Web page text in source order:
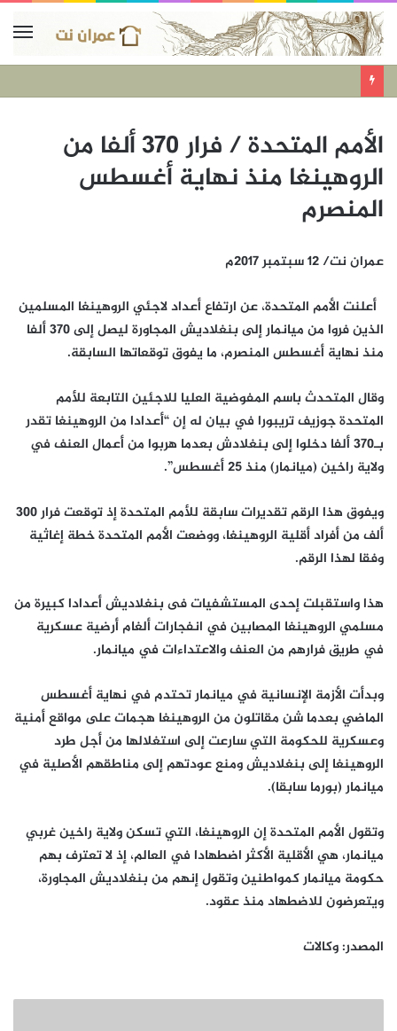
الأمم المتحدة / فرار 370 ألفا من
الروهينغا منذ نهاية أغسطس
المنصرم
عمران نت/ 12 سبتمبر 2017م
أعلنت الأمم المتحدة، عن ارتفاع أعداد لاجئي الروهينغا المسلمين
الذين فروا من ميانمار إلى بنغلاديش المجاورة ليصل إلى 370 ألفا
منذ نهاية أغسطس المنصرم، ما يفوق توقعاتها السابقة.
وقال المتحدث باسم المفوضية العليا للاجئين التابعة للأمم
المتحدة جوزيف تريبورا في بيان له إن “أعدادا من الروهينغا تقدر
بـ370 ألفا دخلوا إلى بنغلادش بعدما هربوا من أعمال العنف في
ولاية راخين (ميانمار) منذ 25 أغسطس”.
ويفوق هذا الرقم تقديرات سابقة للأمم المتحدة إذ توقعت فرار 300
ألف من أفراد أقلية الروهينغا، ووضعت الأمم المتحدة خطة إغاثية
وفقا لهذا الرقم.
هذا واستقبلت إحدى المستشفيات فى بنغلاديش أعدادا كبيرة من
مسلمي الروهينغا المصابين في انفجارات ألغام أرضية عسكرية
في طريق فرارهم من العنف والاعتداءات في ميانمار.
وبدأت الأزمة الإنسانية في ميانمار تحتدم في نهاية أغسطس
الماضي بعدما شن مقاتلون من الروهينغا هجمات على مواقع أمنية
وعسكرية للحكومة التي سارعت إلى استغلالها من أجل طرد
الروهينغا إلى بنغلاديش ومنع عودتهم إلى مناطقهم الأصلية في
ميانمار (بورما سابقا).
وتقول الأمم المتحدة إن الروهينغا، التي تسكن ولاية راخين غربي
ميانمار، هي الأقلية الأكثر اضطهادا في العالم، إذ لا تعترف بهم
حكومة ميانمار كمواطنين وتقول إنهم من بنغلاديش المجاورة،
ويتعرضون للاضطهاد منذ عقود.
المصدر: وكالات